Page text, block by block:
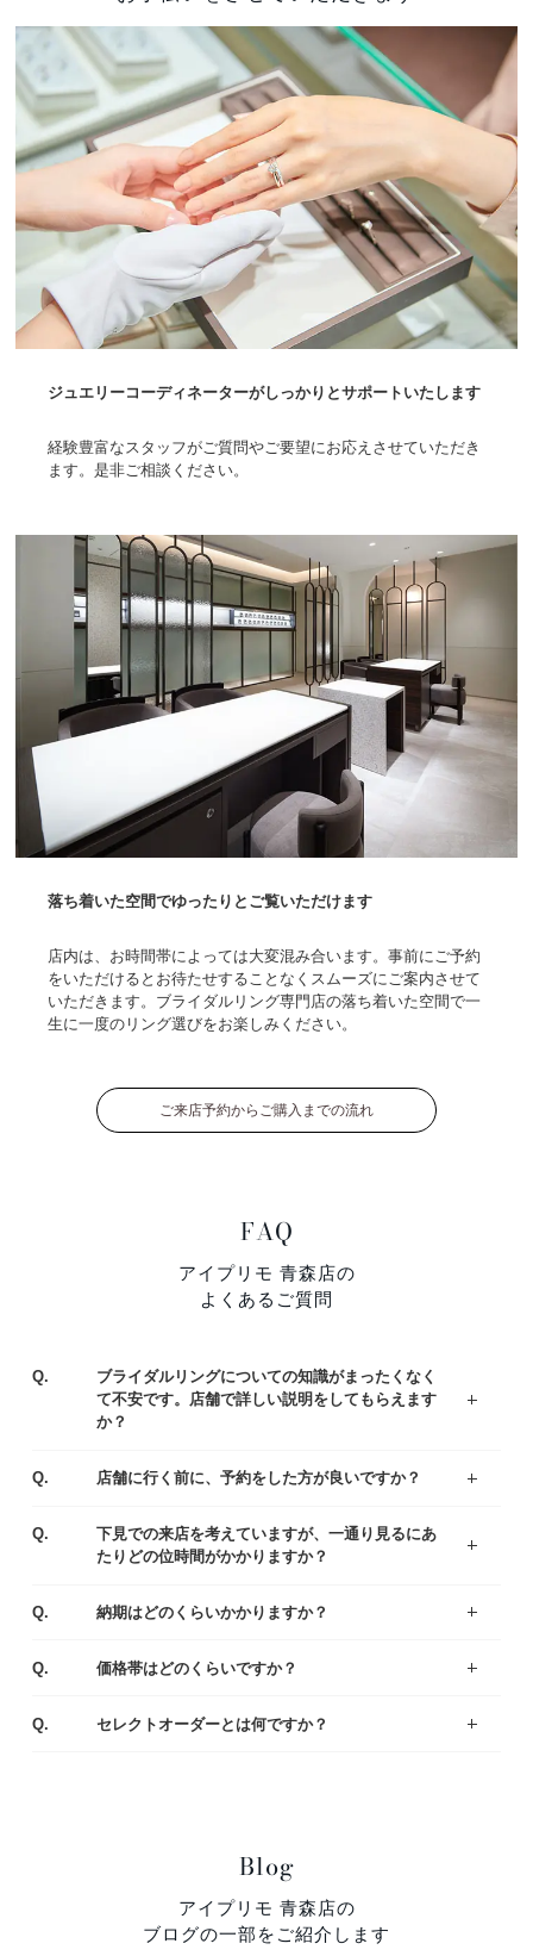
ジュエリーコーディネーターがしっかりとサポートいたします
経験豊富なスタッフがご質問やご要望にお応えさせていただき
ます。是非ご相談ください。
落ち着いた空間でゆったりとご覧いただけます
店内は、お時間帯によっては大変混み合います。事前にご予約
をいただけるとお待たせすることなくスムーズにご案内させて
いただきます。ブライダルリング専門店の落ち着いた空間で一
生に一度のリング選びをお楽しみください。
ご来店予約からご購入までの流れ
FAQ
アイプリモ 青森店の
よくあるご質問
Q.
ブライダルリングについての知識がまったくなく
て不安です。店舗で詳しい説明をしてもらえます
か？
Q.
店舗に行く前に、予約をした方が良いですか？
Q.
下見での来店を考えていますが、一通り見るにあ
たりどの位時間がかかりますか？
Q.
納期はどのくらいかかりますか？
Q.
価格帯はどのくらいですか？
Q.
セレクトオーダーとは何ですか？
Blog
アイプリモ 青森店の
ブログの一部をご紹介します